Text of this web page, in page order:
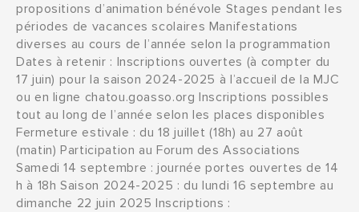
propositions d’animation bénévole Stages pendant les
périodes de vacances scolaires Manifestations
diverses au cours de l’année selon la programmation
Dates à retenir : Inscriptions ouvertes (à compter du
17 juin) pour la saison 2024-2025 à l’accueil de la MJC
ou en ligne chatou.goasso.org Inscriptions possibles
tout au long de l’année selon les places disponibles
Fermeture estivale : du 18 juillet (18h) au 27 août
(matin) Participation au Forum des Associations
Samedi 14 septembre : journée portes ouvertes de 14
h à 18h Saison 2024-2025 : du lundi 16 septembre au
dimanche 22 juin 2025 Inscriptions :